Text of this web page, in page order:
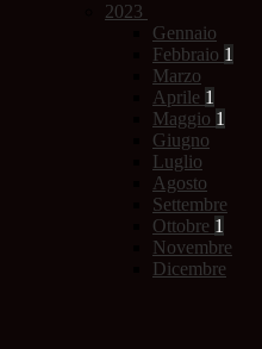
2023
Gennaio
Febbraio 1
Marzo
Aprile 1
Maggio 1
Giugno
Luglio
Agosto
Settembre
Ottobre 1
Novembre
Dicembre